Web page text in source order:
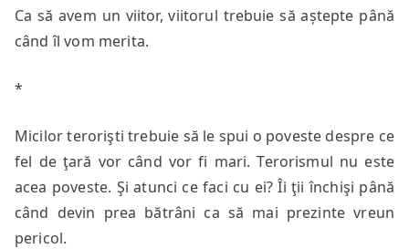
Ca să avem un viitor, viitorul trebuie să aștepte până
când îl vom merita.
*
Micilor terorişti trebuie să le spui o poveste despre ce
fel de ţară vor când vor fi mari. Terorismul nu este
acea poveste. Şi atunci ce faci cu ei? Îi ţii închişi până
când devin prea bătrâni ca să mai prezinte vreun
pericol.